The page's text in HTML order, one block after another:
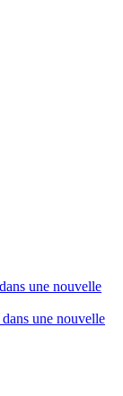
une nouvelle
une nouvelle